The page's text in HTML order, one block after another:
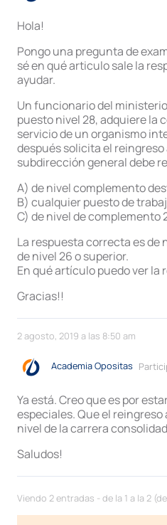
Hola!
Pongo una pregunta de
sé en qué articulo sale la
ayudar.
Un funcionario del
puesto nivel 28, adquiere la
servicio de un organismo
después solicita el
subdirección general debe
A) de nivel complemento
B) cualquier puesto de
C) de nivel de complemento
La respuesta correcta es de
de nivel 26 o superior.
En qué artículo puedo ver la
Gracias!!
2 agosto, 2019 a las 8:50 am
Academia Opositas
Ya está. Creo que es por
especiales. Que el reingreso
nivel de la carrera
Saludos!
Viendo 2 entradas - de la 1 a la 2